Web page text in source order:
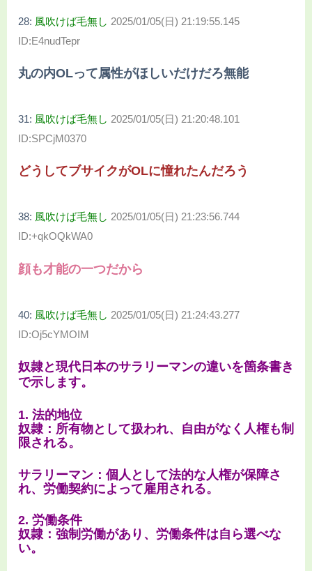
28: 風吹けば毛無し 2025/01/05(日) 21:19:55.145
ID:E4nudTepr
丸の内OLって属性がほしいだけだろ無能
31: 風吹けば毛無し 2025/01/05(日) 21:20:48.101
ID:SPCjM0370
どうしてブサイクがOLに憧れたんだろう
38: 風吹けば毛無し 2025/01/05(日) 21:23:56.744
ID:+qkOQkWA0
顔も才能の一つだから
40: 風吹けば毛無し 2025/01/05(日) 21:24:43.277
ID:Oj5cYMOIM
奴隷と現代日本のサラリーマンの違いを箇条書き
で示します。
1. 法的地位
奴隷：所有物として扱われ、自由がなく人権も制
限される。
サラリーマン：個人として法的な人権が保障さ
れ、労働契約によって雇用される。
2. 労働条件
奴隷：強制労働があり、労働条件は自ら選べな
い。